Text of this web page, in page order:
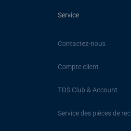
Service
Contactez-nous
Compte client
TOS Club & Account
Service des pièces de